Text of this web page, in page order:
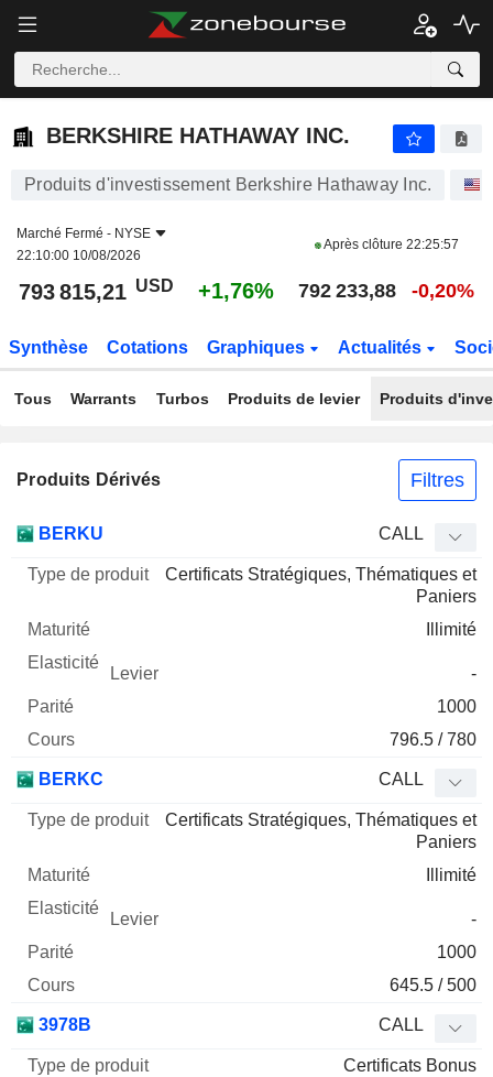
BERKSHIRE HATHAWAY INC.
Produits d'investissement Berkshire Hathaway Inc.
Marché Fermé - NYSE
22:10:00 10/08/2026
Après clôture 22:25:57
793 815,21 USD +1,76% 792 233,88 -0,20%
Synthèse Cotations Graphiques Actualités
Tous Warrants Turbos Produits de levier Produits
Produits Dérivés Filtres
Mnemo Type produit Maturité Elasticité Levier Parité
BERKU CALL
Certificats Stratégiques, Thématiques et
Paniers
Illimité
-
1000
796.5 / 780
BERKC CALL
Certificats Stratégiques, Thématiques et
Paniers
Illimité
-
1000
645.5 / 500
3978B CALL
Certificats Bonus